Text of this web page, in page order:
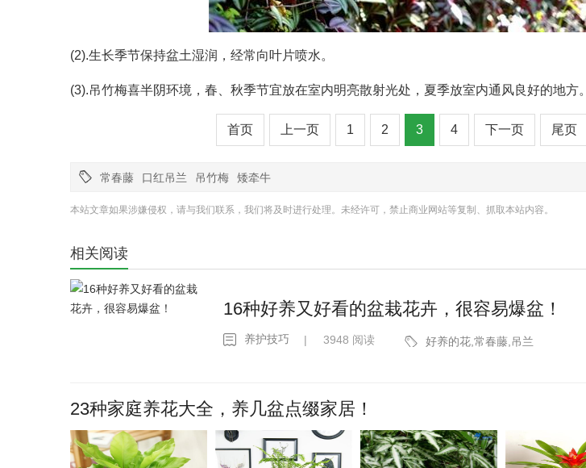
(2).生长季节保持盆土湿润，经常向叶片喷水。
(3).吊竹梅喜半阴环境，春、秋季节宜放在室内明亮散射光处，夏季放室内通风良好的地方。
首页 上一页 1 2 3 4 下一页 尾页
 常春藤 口红吊兰 吊竹梅 矮牵牛
本站文章如果涉嫌侵权，请与我们联系，我们将及时进行处理。未经许可，禁止商业网站等复制、抓取本站内容。
相关阅读
16种好养又好看的盆栽花卉，很容易爆盆！
 养护技巧 | 3948 阅读  好养的花,常春藤,吊兰
23种家庭养花大全，养几盆点缀家居！